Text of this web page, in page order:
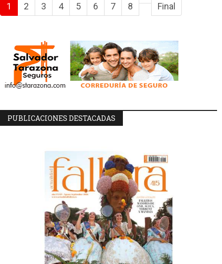
1 2 3 4 5 6 7 8 Final
PUBLICACIONES DESTACADAS